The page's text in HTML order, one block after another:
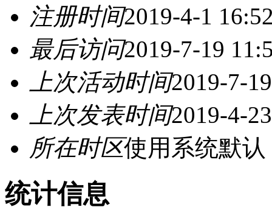
注册时间2019-4-1
最后访问2019-7-19
上次活动时间2019-7-
上次发表时间2019-4-
所在时区使用系统默认
统计信息